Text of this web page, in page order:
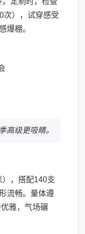
次），试穿感受
爆棚。
高级更吸睛。
，搭配140支
流畅。量体遵
雅，气场碾